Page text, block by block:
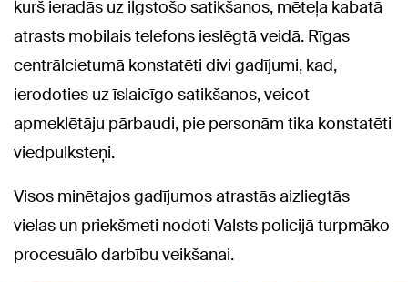
kurš ieradās uz ilgstošo satikšanos, mēteļa kabatā
atrasts mobilais telefons ieslēgtā veidā. Rīgas
centrālcietumā konstatēti divi gadījumi, kad,
ierodoties uz īslaicīgo satikšanos, veicot
apmeklētāju pārbaudi, pie personām tika konstatēti
viedpulksteņi.
Visos minētajos gadījumos atrastās aizliegtās
vielas un priekšmeti nodoti Valsts policijā turpmāko
procesuālo darbību veikšanai.